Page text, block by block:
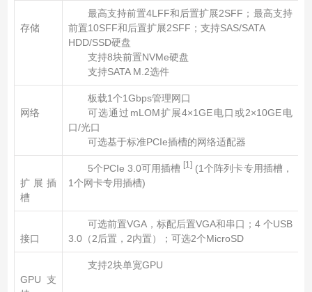
存储
最高支持前置4LFF和后置扩展2SFF；最高支持
前置10SFF和后置扩展2SFF；支持SAS/SATA
HDD/SSD硬盘
支持8块前置NVMe硬盘
支持SATA M.2选件
网络
板载1个1Gbps管理网口
可选通过mLOM扩展4×1GE电口或2×10GE电
口/光口
可选基于标准PCIe插槽的网络适配器
扩展插
槽
5个PCIe 3.0可用插槽 [1] (1个阵列卡专用插槽，
1个网卡专用插槽)
接口
可选前置VGA，标配后置VGA和串口；4 个USB
3.0（2后置，2内置）；可选2个MicroSD
GPU支
支持2块单宽GPU